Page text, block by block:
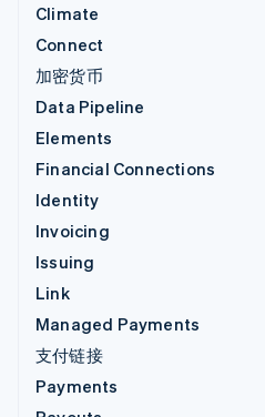
Climate
Connect
加密货币
Data Pipeline
Elements
Financial Connections
Identity
Invoicing
Issuing
Link
Managed Payments
支付链接
Payments